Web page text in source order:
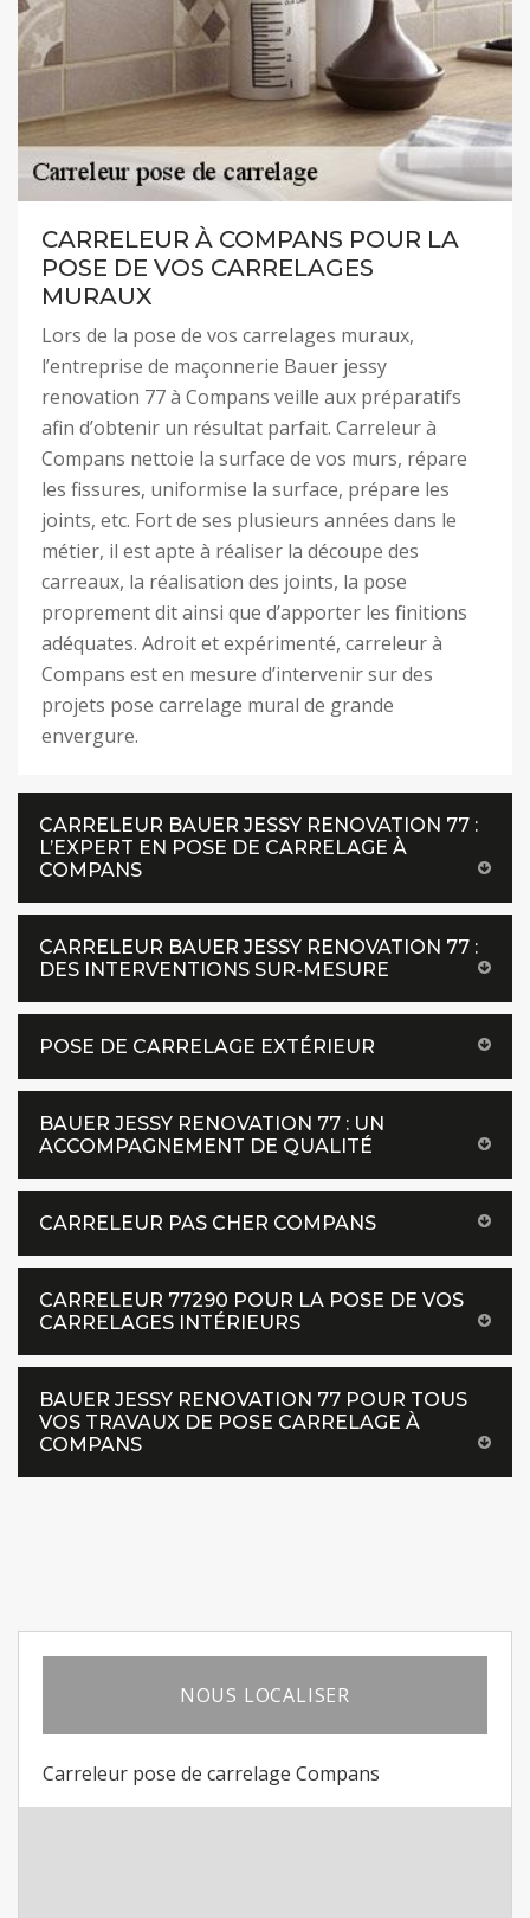
CARRELEUR À COMPANS POUR LA
POSE DE VOS CARRELAGES
MURAUX
Lors de la pose de vos carrelages muraux,
l’entreprise de maçonnerie Bauer jessy
renovation 77 à Compans veille aux préparatifs
afin d’obtenir un résultat parfait. Carreleur à
Compans nettoie la surface de vos murs, répare
les fissures, uniformise la surface, prépare les
joints, etc. Fort de ses plusieurs années dans le
métier, il est apte à réaliser la découpe des
carreaux, la réalisation des joints, la pose
proprement dit ainsi que d’apporter les finitions
adéquates. Adroit et expérimenté, carreleur à
Compans est en mesure d’intervenir sur des
projets pose carrelage mural de grande
envergure.
CARRELEUR BAUER JESSY RENOVATION 77 :
L’EXPERT EN POSE DE CARRELAGE À
COMPANS
CARRELEUR BAUER JESSY RENOVATION 77 :
DES INTERVENTIONS SUR-MESURE
POSE DE CARRELAGE EXTÉRIEUR
BAUER JESSY RENOVATION 77 : UN
ACCOMPAGNEMENT DE QUALITÉ
CARRELEUR PAS CHER COMPANS
CARRELEUR 77290 POUR LA POSE DE VOS
CARRELAGES INTÉRIEURS
BAUER JESSY RENOVATION 77 POUR TOUS
VOS TRAVAUX DE POSE CARRELAGE À
COMPANS
NOUS LOCALISER
Carreleur pose de carrelage Compans